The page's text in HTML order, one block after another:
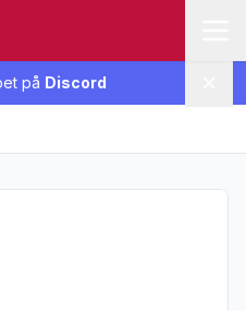
på Discord